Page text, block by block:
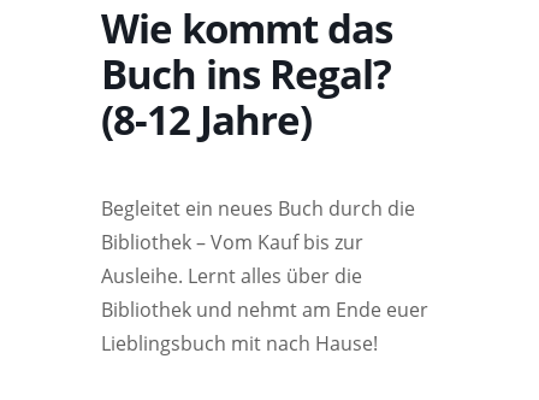
Wie kommt das
Buch ins Regal?
(8-12 Jahre)
Begleitet ein neues Buch durch die
Bibliothek – Vom Kauf bis zur
Ausleihe. Lernt alles über die
Bibliothek und nehmt am Ende euer
Lieblingsbuch mit nach Hause!